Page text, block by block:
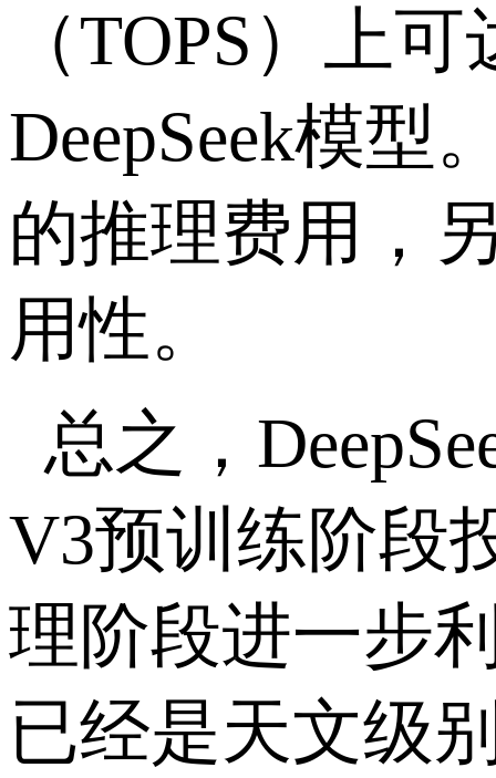
（TOPS）上可
DeepSeek模型
的推理费用，
用性。
总之，
V3预训练阶段
理阶段进一步
已经是天文级